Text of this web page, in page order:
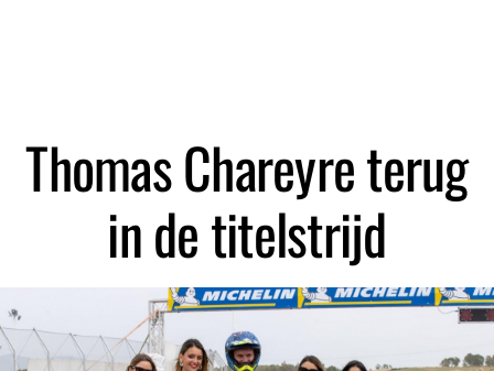
Thomas Chareyre terug
in de titelstrijd